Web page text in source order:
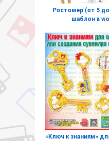
Ростомер (от 5
шаблон в
«Ключ к знаниям»